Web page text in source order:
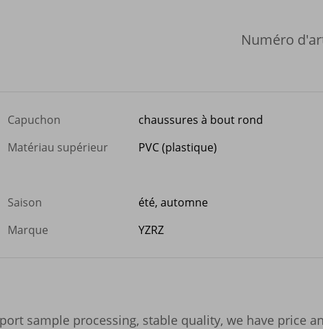
Numéro
Capuchon
chaussures à bout rond
Matériau supérieur PVC (plastique)
Saison
été, automne
Marque YZRZ
sample processing, stable quality, we have price